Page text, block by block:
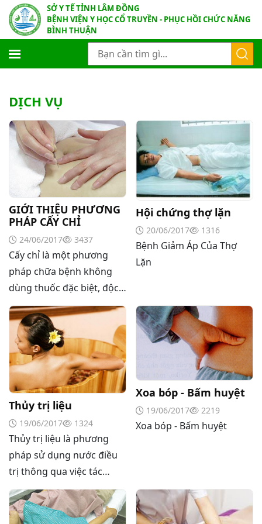
SỞ Y TẾ TỈNH LÂM ĐỒNG
BỆNH VIỆN Y HỌC CỔ TRUYỀN - PHỤC HỒI CHỨC NĂNG
BÌNH THUẬN
DỊCH VỤ
GIỚI THIỆU PHƯƠNG
PHÁP CẤY CHỈ
24/06/2017 3437
Cấy chỉ là một phương
pháp chữa bệnh không
dùng thuốc đặc biệt, độc
đáo của châm cứu Việt
Nam, bao gồm chôn chỉ,
vùi chỉ, xuyên chỉ, thắt
buộc chỉ. Là một phương
pháp châm cứu mới, hiện
đại áp dụng tiến bộ của
khoa học kỹ thuật trên cơ
sở kế thừa những lý luận
và kinh nghiệm của châm
cứu. Phương pháp này đó
được áp dụng tại Việt
của thế kỷ trước. Nhiều
bệnh mạn tính đó được
Hội chứng thợ lặn
20/06/2017 1316
Bệnh Giảm Áp Của Thợ
Lặn
Thủy trị liệu
19/06/2017 1324
Thủy trị liệu là phương
pháp sử dụng nước điều
trị thông qua việc tác
động lên bề mặt ngoài cơ
thể.
Xoa bóp - Bấm huyệt
19/06/2017 2219
Xoa bóp - Bấm huyệt